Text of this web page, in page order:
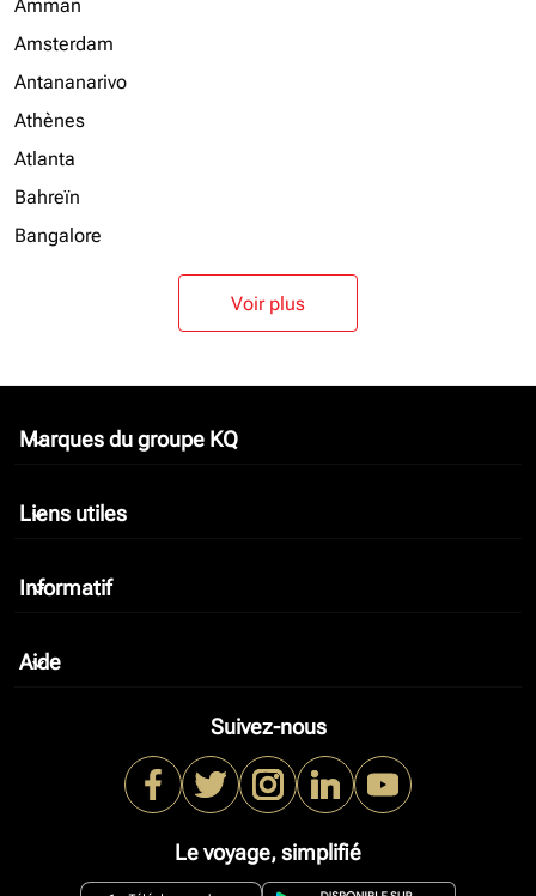
Amman
Amsterdam
Antananarivo
Athènes
Atlanta
Bahreïn
Bangalore
Voir plus
Marques du groupe KQ
keyboard_arrow_down
Liens utiles
keyboard_arrow_down
Informatif
keyboard_arrow_down
Aide
keyboard_arrow_down
Suivez-nous
Le voyage, simplifié